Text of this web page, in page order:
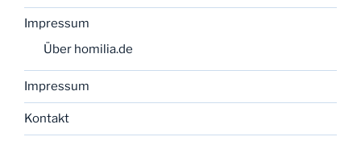
Impressum
Über homilia.de
Impressum
Kontakt